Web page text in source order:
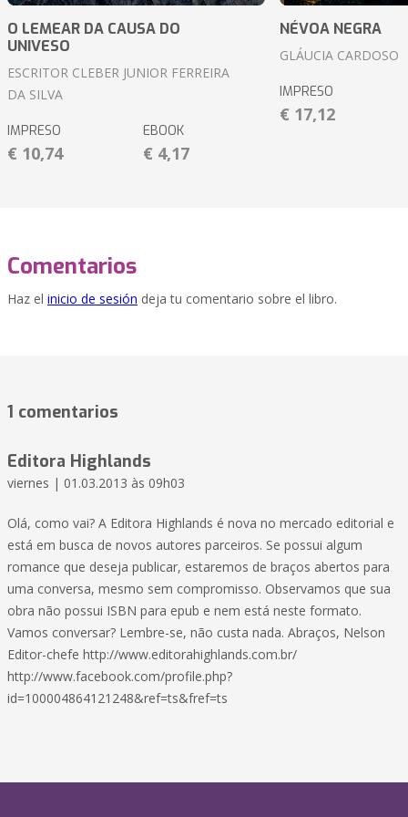
O LEMEAR DA CAUSA DO
UNIVESO
ESCRITOR CLEBER JUNIOR FERREIRA
DA SILVA
IMPRESO
€ 10,74
EBOOK
€ 4,17
NÉVOA NEGRA
GLÁUCIA CARDOSO
IMPRESO
€ 17,12
Comentarios
Haz el inicio de sesión deja tu comentario sobre el libro.
1 comentarios
Editora Highlands
viernes | 01.03.2013 às 09h03
Olá, como vai? A Editora Highlands é nova no mercado editorial e
está em busca de novos autores parceiros. Se possui algum
romance que deseja publicar, estaremos de braços abertos para
uma conversa, mesmo sem compromisso. Observamos que sua
obra não possui ISBN para epub e nem está neste formato.
Vamos conversar? Lembre-se, não custa nada. Abraços, Nelson
Editor-chefe http://www.editorahighlands.com.br/
http://www.facebook.com/profile.php?
id=100004864121248&ref=ts&fref=ts